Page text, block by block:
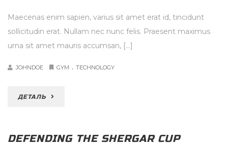
Maecenas enim sapien, varius sit amet erat id, tincidunt
sollicitudin erat. Nullam nec nunc felis. Praesent maximus
urna sit amet mauris accumsan, […]
JOHNDOE GYM . TECHNOLOGY
ДЕТАЛЬ
DEFENDING THE SHERGAR CUP